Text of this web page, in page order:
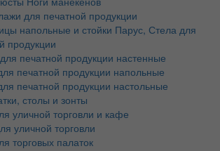
для печатной продукции
напольные и стойки Парус, Стела для
продукции
печатной продукции настенные
печатной продукции напольные
печатной продукции настольные
столы и зонты
уличной торговли и кафе
уличной торговли
торговых палаток